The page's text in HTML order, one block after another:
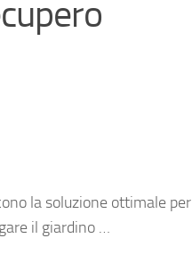
la soluzione ottimale per
il giardino …